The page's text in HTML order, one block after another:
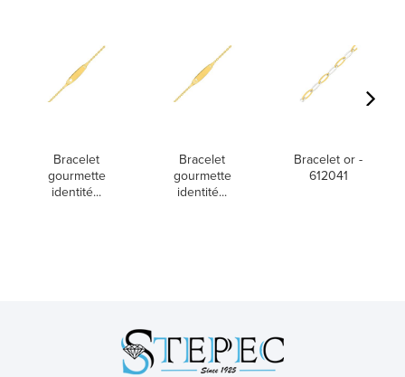
Bracelet
gourmette
identité...
Bracelet
gourmette
identité...
Bracelet or -
612041